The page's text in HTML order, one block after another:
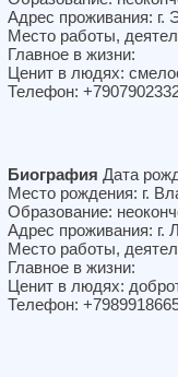
Адрес проживания: г.
Место работы,
Главное в жизни:
Ценит в людях:
Телефон:
Биография Дата
Место рождения: г.
Образование:
Адрес проживания: г.
Место работы,
Главное в жизни:
Ценит в людях:
Телефон: